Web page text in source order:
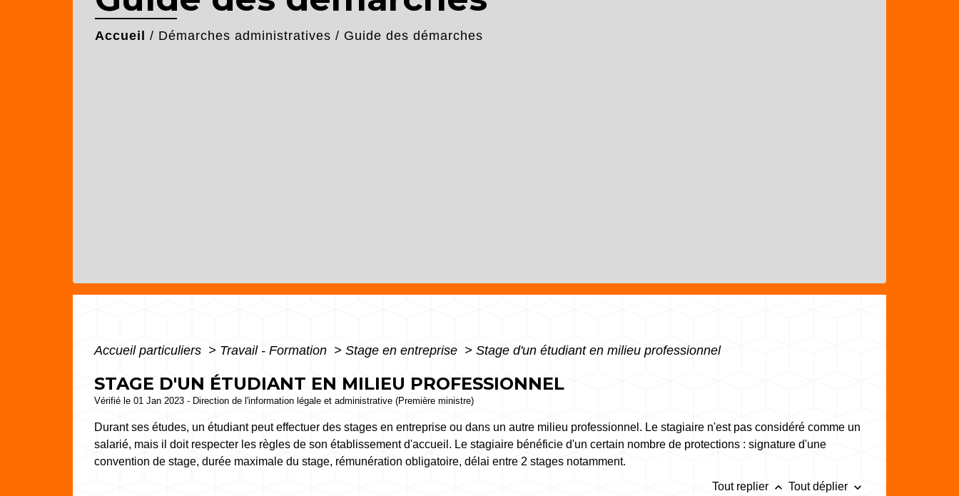
Accueil / Démarches administratives / Guide des démarches
Accueil particuliers > Travail - Formation > Stage en entreprise > Stage d'un étudiant en milieu professionnel
STAGE D'UN ÉTUDIANT EN MILIEU PROFESSIONNEL
Vérifié le 01 Jan 2023 - Direction de l'information légale et administrative (Première ministre)
Durant ses études, un étudiant peut effectuer des stages en entreprise ou dans un autre milieu professionnel. Le stagiaire n'est pas considéré comme un
salarié, mais il doit respecter les règles de son établissement d'accueil. Le stagiaire bénéficie d'un certain nombre de protections : signature d'une
convention de stage, durée maximale du stage, rémunération obligatoire, délai entre 2 stages notamment.
Tout replier keyboard_arrow_up Tout déplier keyboard_arrow_down